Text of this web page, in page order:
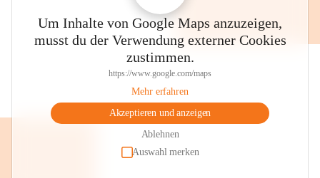
Um Inhalte von Google Maps anzuzeigen,
musst du der Verwendung externer Cookies
zustimmen.
https://www.google.com/maps
Mehr erfahren
Akzeptieren und anzeigen
Ablehnen
Auswahl merken